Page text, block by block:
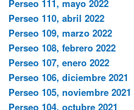
Perseo 111, mayo 2022
Perseo 110, abril 2022
Perseo 109, marzo 2022
Perseo 108, febrero 2022
Perseo 107, enero 2022
Perseo 106, diciembre 2021
Perseo 105, noviembre 2021
Perseo 104, octubre 2021